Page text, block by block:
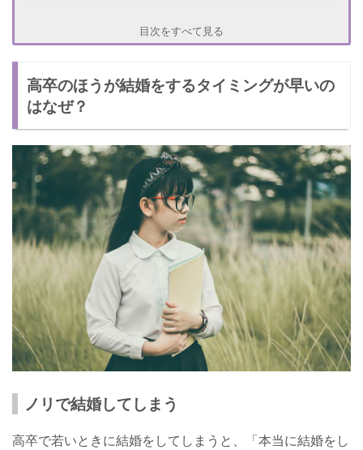
後悔することがある
早くに結婚をするメリットとデメリットとは
【メリット①】結婚相手に困らない
【メリット②】若いパパ・ママになれる
【デメリット①】友達と遊べなくなる
【デメリット②】結婚したことに後悔する
高卒で早くに結婚しました！実際のエピソード
目次をすべて見る
高卒のほうが結婚をするタイミングが早いの
はなぜ？
ノリで結婚してしまう
高卒で若いときに結婚をしてしまうと、「本当に結婚をし